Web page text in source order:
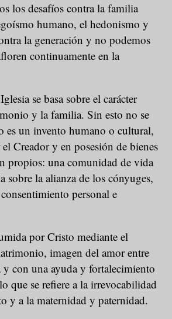
los desafíos contra la familia
humano, el hedonismo y
la generación y no podemos
continuamente en la
se basa sobre el carácter
y la familia. Sin esto no se
es un invento humano o cultural,
Creador y en posesión de bienes
propios: una comunidad de vida
sobre la alianza de los cónyuges,
personal e
por Cristo mediante el
imagen del amor entre
con una ayuda y fortalecimiento
que se refiere a la irrevocabilidad
y a la maternidad y paternidad.